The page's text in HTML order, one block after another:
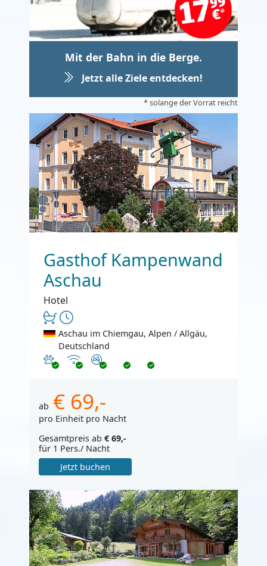
Mit der Bahn in die Berge.
Jetzt alle Ziele entdecken!
* solange der Vorrat reicht
Gasthof Kampenwand
Aschau
Hotel
Aschau im Chiemgau, Alpen / Allgäu,
Deutschland
Haustiere erlaubt
InternetNichtraucher
ab € 69,-
pro Einheit pro Nacht
Gesamtpreis ab € 69,-
für 1 Pers./ Nacht
Jetzt buchen